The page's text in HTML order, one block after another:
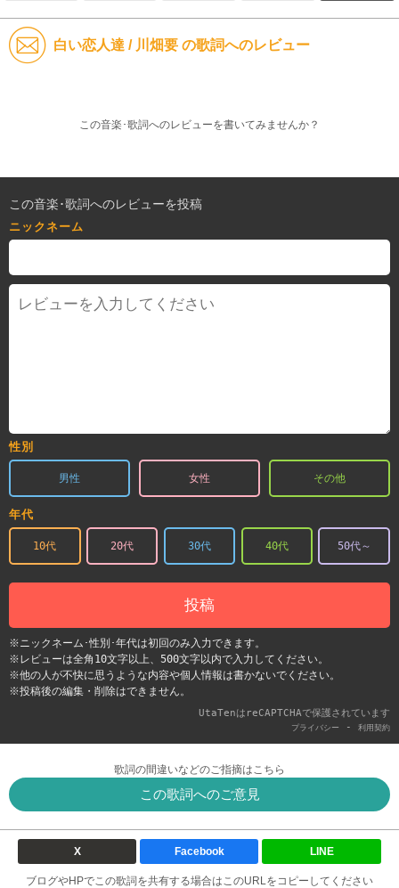
白い恋人達 / 川畑要 の歌詞へのレビュー
この音楽･歌詞へのレビューを書いてみませんか？
この音楽･歌詞へのレビューを投稿
ニックネーム
性別
男性 女性 その他
年代
10代 20代 30代 40代 50代～
投稿
※ニックネーム･性別･年代は初回のみ入力できます。
※レビューは全角10文字以上、500文字以内で入力してください。
※他の人が不快に思うような内容や個人情報は書かないでください。
※投稿後の編集・削除はできません。
UtaTenはreCAPTCHAで保護されています
プライバシー - 利用契約
歌詞の間違いなどのご指摘はこちら
この歌詞へのご意見
X Facebook LINE
ブログやHPでこの歌詞を共有する場合はこのURLをコピーしてください